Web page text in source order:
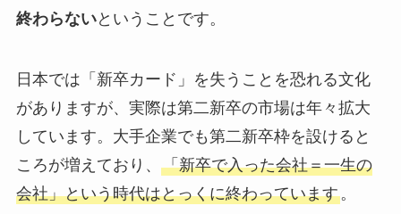
終わらないということです。
日本では「新卒カード」を失うことを恐れる文化
がありますが、実際は第二新卒の市場は年々拡大
しています。大手企業でも第二新卒枠を設けると
ころが増えており、 「新卒で入った会社＝一生の
会社」という時代はとっくに終わっています。